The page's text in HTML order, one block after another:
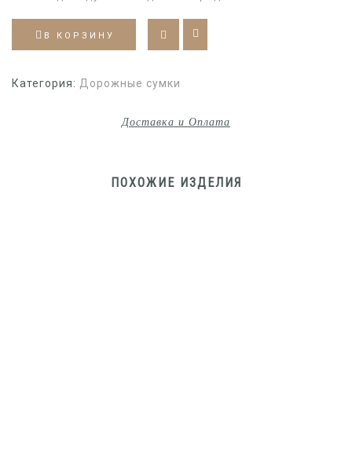
В КОРЗИНУ
Категория: Дорожные сумки
Доставка и Оплата
ПОХОЖИЕ ИЗДЕЛИЯ